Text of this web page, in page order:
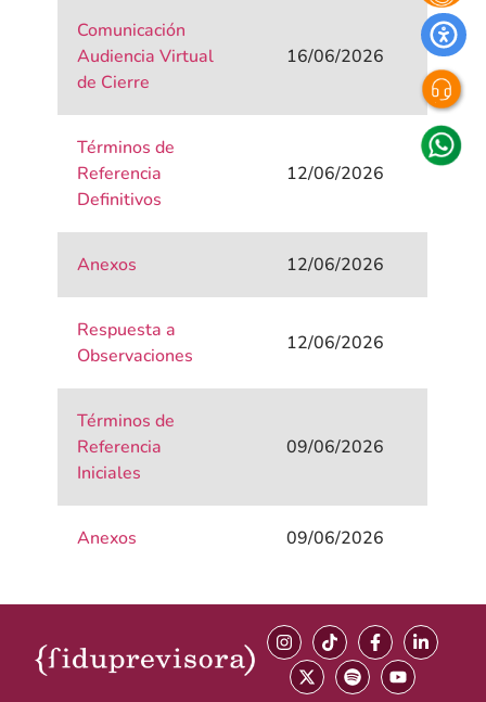
Comunicación
Audiencia Virtual
de Cierre
16/06/2026
Términos de
Referencia
Definitivos
12/06/2026
Anexos 12/06/2026
Respuesta a
Observaciones
12/06/2026
Términos de
Referencia
Iniciales
09/06/2026
Anexos 09/06/2026